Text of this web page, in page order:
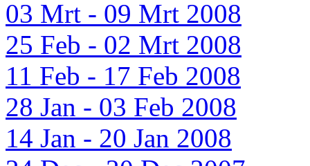
03 Mrt - 09 Mrt 2008
25 Feb - 02 Mrt 2008
11 Feb - 17 Feb 2008
28 Jan - 03 Feb 2008
14 Jan - 20 Jan 2008